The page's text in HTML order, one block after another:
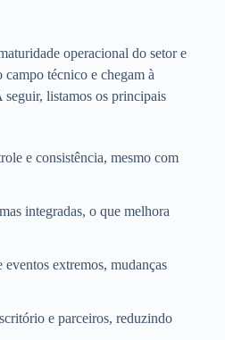
operacional do setor e
campo técnico e chegam à
listamos os principais
e consistência, mesmo com
integradas, o que melhora
extremos, mudanças
e parceiros, reduzindo